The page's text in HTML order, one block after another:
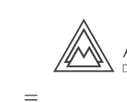
Zum Hauptinhalt